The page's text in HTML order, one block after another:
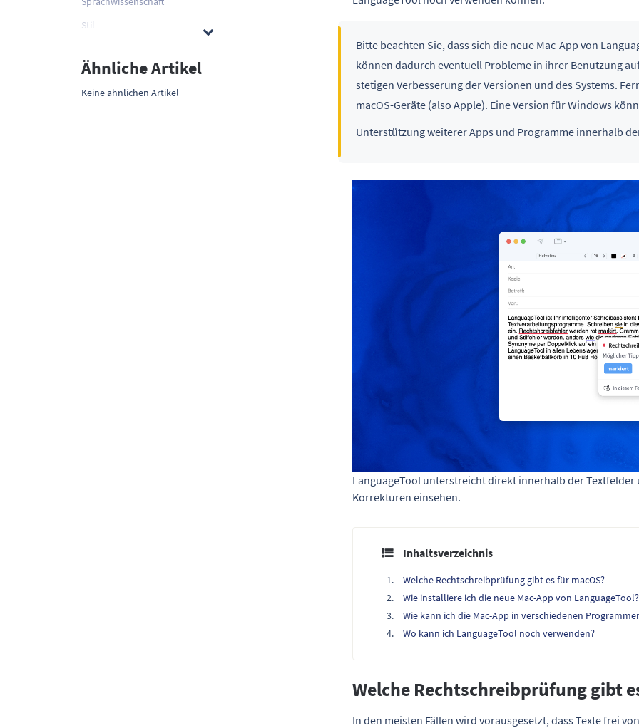
Bitte beachten Sie, dass sich die neue Mac-App von
können dadurch eventuell Probleme in ihrer Benutzung
stetigen Verbesserung der Versionen und des Systems.
macOS-Geräte (also Apple). Eine Version für Windows
Unterstützung weiterer Apps und Programme innerhalb
LanguageTool unterstreicht direkt innerhalb der
Korrekturen einsehen.
Inhaltsverzeichnis
Welche Rechtschreibprüfung gibt es für macOS?
Wie installiere ich die neue Mac-App von LanguageTool?
Wie kann ich die Mac-App in verschiedenen
Wo kann ich LanguageTool noch verwenden?
Welche Rechtschreibprüfung gibt
In den meisten Fällen wird vorausgesetzt, dass Texte frei
Stil
Ähnliche Artikel
Keine ähnlichen Artikel